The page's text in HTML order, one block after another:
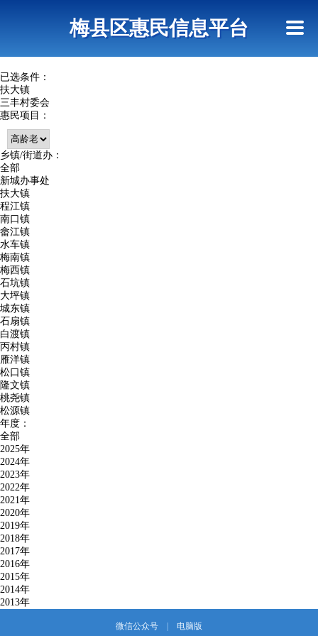
查询指引梅县区惠民信息平台
已选条件：
扶大镇
三丰村委会
惠民项目：
乡镇/街道办：
全部
新城办事处
扶大镇
程江镇
南口镇
畲江镇
水车镇
梅南镇
梅西镇
石坑镇
大坪镇
城东镇
石扇镇
白渡镇
丙村镇
雁洋镇
松口镇
隆文镇
桃尧镇
松源镇
年度：
全部
2025年
2024年
2023年
2022年
2021年
2020年
2019年
2018年
2017年
2016年
2015年
2014年
2013年
微信公众号 电脑版